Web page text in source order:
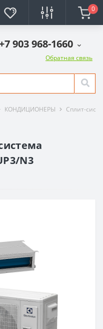
0
903 968-1660
Обратная связь
КОНДИЦИОНЕРЫ Сплит-
N3